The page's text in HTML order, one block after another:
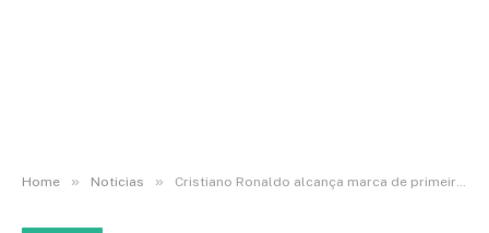
Home » Noticias » Cristiano Ronaldo alcança marca de primeiro jogador bilionário